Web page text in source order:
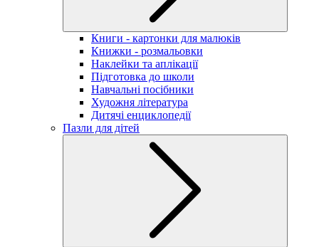
Книги - картонки для малюків
Книжки - розмальовки
Наклейки та аплікації
Підготовка до школи
Навчальні посібники
Художня література
Дитячі енциклопедії
Пазли для дітей